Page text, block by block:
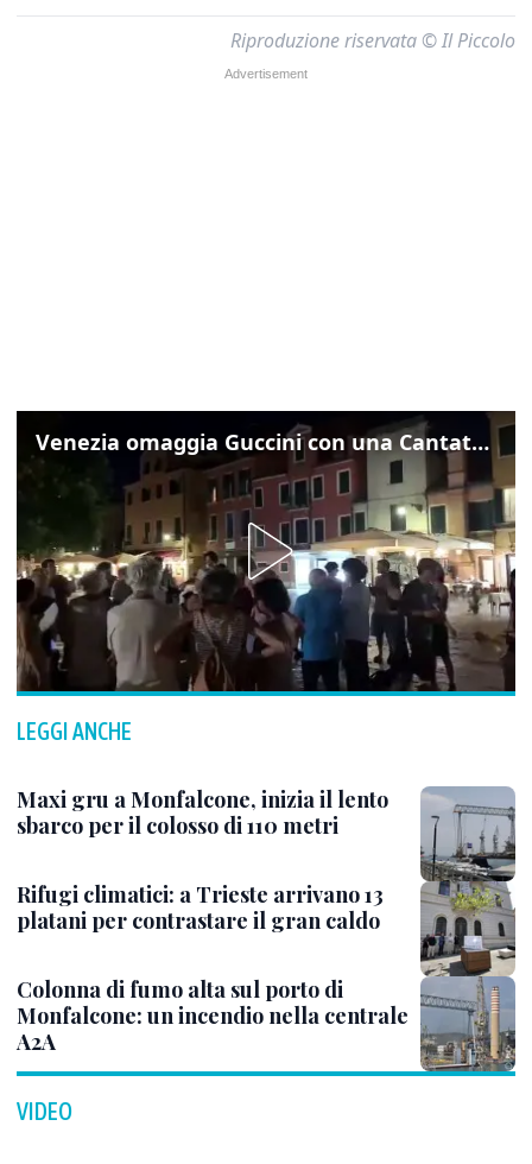
Riproduzione riservata © Il Piccolo
Venezia omaggia Guccini con una Cantata Anarchica in campo Santa Margherita
LEGGI ANCHE
Maxi gru a Monfalcone, inizia il lento
sbarco per il colosso di 110 metri
Rifugi climatici: a Trieste arrivano 13
platani per contrastare il gran caldo
Colonna di fumo alta sul porto di
Monfalcone: un incendio nella centrale
A2A
VIDEO